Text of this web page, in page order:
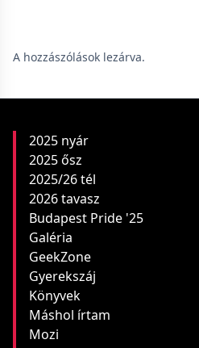
A hozzászólások lezárva.
2025 nyár
2025 ősz
2025/26 tél
2026 tavasz
Budapest Pride '25
Galéria
GeekZone
Gyerekszáj
Könyvek
Máshol írtam
Mozi